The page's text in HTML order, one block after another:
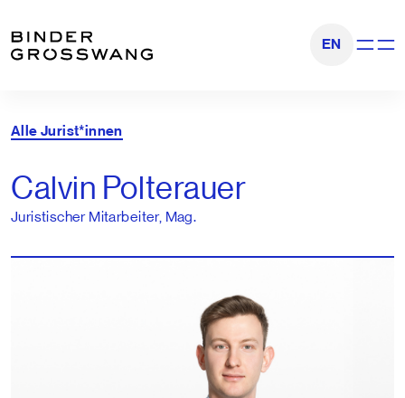
EN
Calvin Polterauer
Juristischer Mitarbeiter, Mag.
Alle Jurist*innen